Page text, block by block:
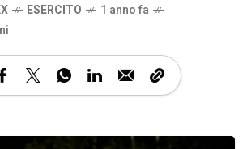
ESERCITO
1 anno fa